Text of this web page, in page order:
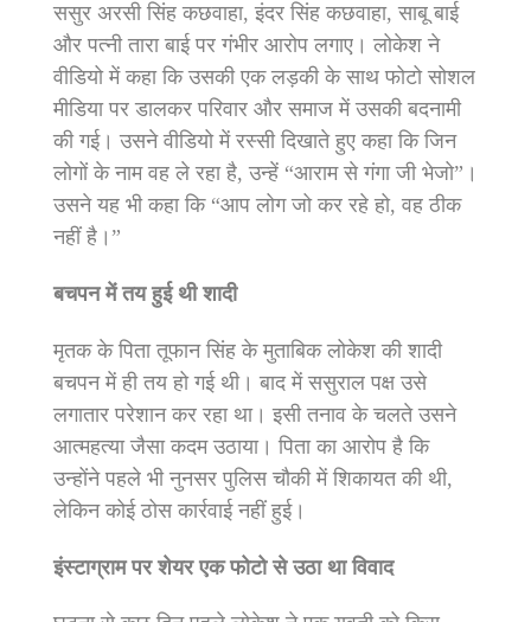
ससुर अरसी सिंह कछवाहा, इंदर सिंह कछवाहा, साबू बाई
और पत्नी तारा बाई पर गंभीर आरोप लगाए। लोकेश ने
वीडियो में कहा कि उसकी एक लड़की के साथ फोटो सोशल
मीडिया पर डालकर परिवार और समाज में उसकी बदनामी
की गई। उसने वीडियो में रस्सी दिखाते हुए कहा कि जिन
लोगों के नाम वह ले रहा है, उन्हें “आराम से गंगा जी भेजो”।
उसने यह भी कहा कि “आप लोग जो कर रहे हो, वह ठीक
नहीं है।”
बचपन में तय हुई थी शादी
मृतक के पिता तूफान सिंह के मुताबिक लोकेश की शादी
बचपन में ही तय हो गई थी। बाद में ससुराल पक्ष उसे
लगातार परेशान कर रहा था। इसी तनाव के चलते उसने
आत्महत्या जैसा कदम उठाया। पिता का आरोप है कि
उन्होंने पहले भी नुनसर पुलिस चौकी में शिकायत की थी,
लेकिन कोई ठोस कार्रवाई नहीं हुई।
इंस्टाग्राम पर शेयर एक फोटो से उठा था विवाद